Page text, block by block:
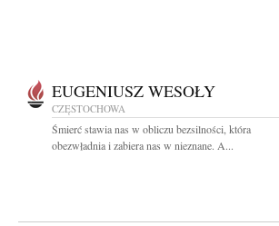
EUGENIUSZ WESOŁY
CZĘSTOCHOWA
Śmierć stawia nas w obliczu bezsilności, która
obezwładnia i zabiera nas w nieznane. A...